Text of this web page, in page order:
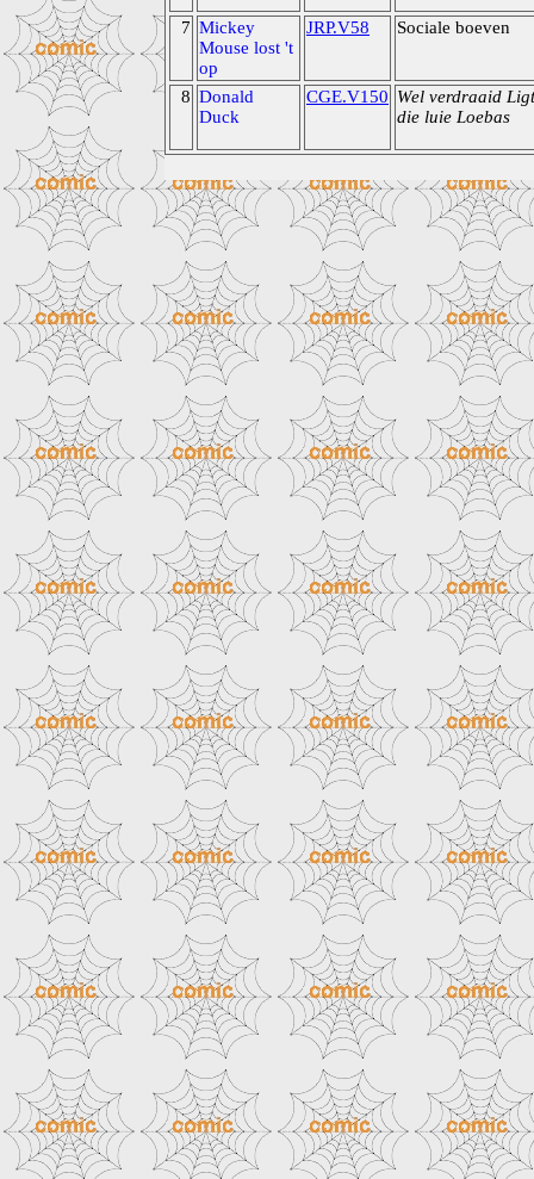
7 Mickey
Mouse lost 't
op
JRP.V58 Sociale boeven
8 Donald
Duck
CGE.V150 Wel verdraaid Ligt
die luie Loebas